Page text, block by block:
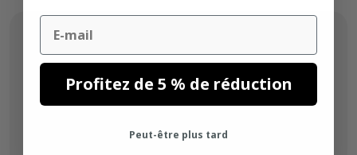
Email
Profitez de 5 % de réduction
Peut-être plus tard